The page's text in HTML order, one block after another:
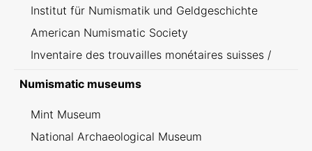
Institut für Numismatik und Geldgeschichte
American Numismatic Society
Inventaire des trouvailles monétaires suisses /
Numismatic museums
Mint Museum
National Archaeological Museum